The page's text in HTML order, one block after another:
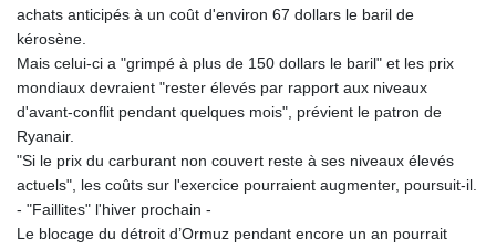
achats anticipés à un coût d'environ 67 dollars le baril de
kérosène.
Mais celui-ci a "grimpé à plus de 150 dollars le baril" et les prix
mondiaux devraient "rester élevés par rapport aux niveaux
d'avant-conflit pendant quelques mois", prévient le patron de
Ryanair.
"Si le prix du carburant non couvert reste à ses niveaux élevés
actuels", les coûts sur l'exercice pourraient augmenter, poursuit-il.
- "Faillites" l'hiver prochain -
Le blocage du détroit d’Ormuz pendant encore un an pourrait